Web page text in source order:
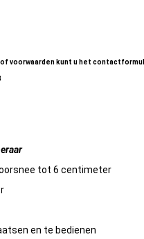
voorwaarden kunt u het
tot 6 centimeter
en te bedienen